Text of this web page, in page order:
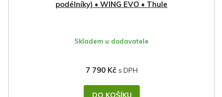
podélníky) • WING EVO • Thule
Skladem u dodavatele
7 790 Kč
DO KOŠÍKU